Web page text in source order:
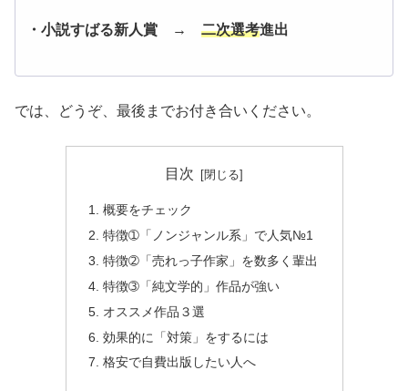
・小説すばる新人賞 → 二次選考進出
では、どうぞ、最後までお付き合いください。
目次
概要をチェック
特徴➀「ノンジャンル系」で人気№1
特徴➁「売れっ子作家」を数多く輩出
特徴➂「純文学的」作品が強い
オススメ作品３選
効果的に「対策」をするには
格安で自費出版したい人へ